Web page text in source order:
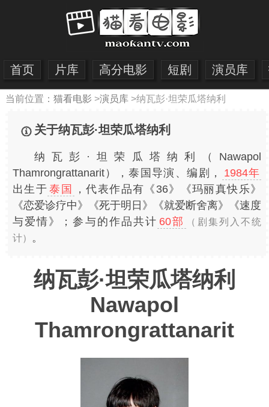
首页 片库 高分电影 短剧 演员库
当前位置： 猫看电影 >演员库>纳瓦彭·坦荣瓜塔纳利
关于纳瓦彭·坦荣瓜塔纳利
纳瓦彭·坦荣瓜塔纳利（Nawapol
Thamrongrattanarit），泰国导演、编剧，
1984年
出生于 泰国
，代表作品有《36》《玛丽真快乐》
《恋爱诊疗中》《死于明日》《就爱断舍离》《速度
与爱情》；参与的作品共计 60部
（剧集列入不统
计） 。
纳瓦彭·坦荣瓜塔纳利
Nawapol
Thamrongrattanarit